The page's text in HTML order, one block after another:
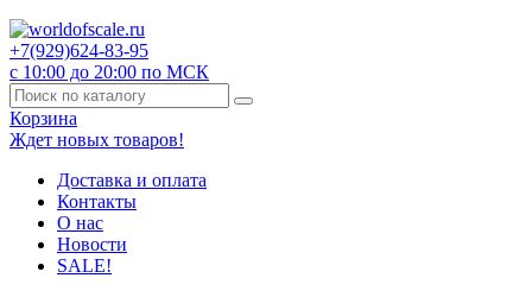
+7(929)624-83-95
с 10:00 до 20:00 по МСК
Корзина
Ждет новых товаров!
Доставка и оплата
Контакты
О нас
Новости
SALE!